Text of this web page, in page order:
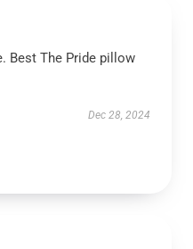
Best The Pride pillow
Dec 28, 2024